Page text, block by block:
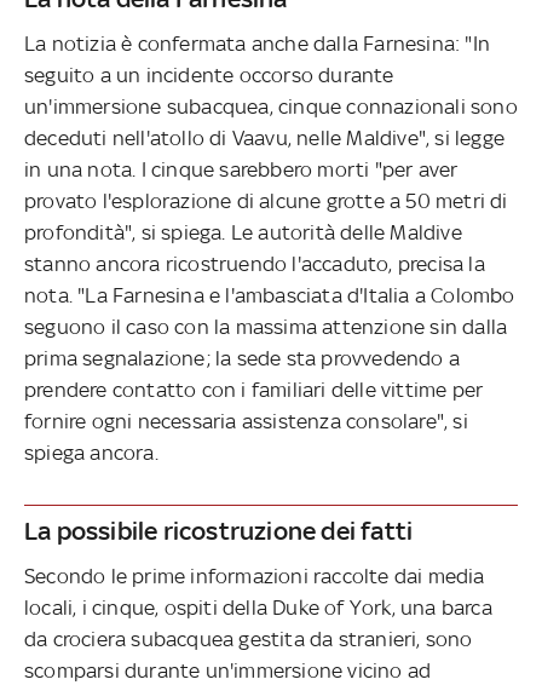
La notizia è confermata anche dalla Farnesina: "In
seguito a un incidente occorso durante
un'immersione subacquea, cinque connazionali sono
deceduti nell'atollo di Vaavu, nelle Maldive", si legge
in una nota. I cinque sarebbero morti "per aver
provato l'esplorazione di alcune grotte a 50 metri di
profondità", si spiega. Le autorità delle Maldive
stanno ancora ricostruendo l'accaduto, precisa la
nota. "La Farnesina e l'ambasciata d'Italia a Colombo
seguono il caso con la massima attenzione sin dalla
prima segnalazione; la sede sta provvedendo a
prendere contatto con i familiari delle vittime per
fornire ogni necessaria assistenza consolare", si
spiega ancora.
La possibile ricostruzione dei fatti
Secondo le prime informazioni raccolte dai media
locali, i cinque, ospiti della Duke of York, una barca
da crociera subacquea gestita da stranieri, sono
scomparsi durante un'immersione vicino ad